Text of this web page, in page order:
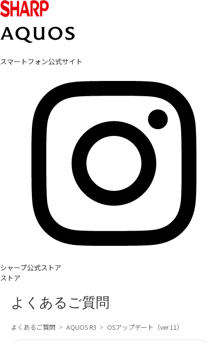
スマートフォン公式サイト
シャープ公式ストア
ストア
よくあるご質問
よくあるご質問 AQUOS R3 OSアップデート（ver.11）